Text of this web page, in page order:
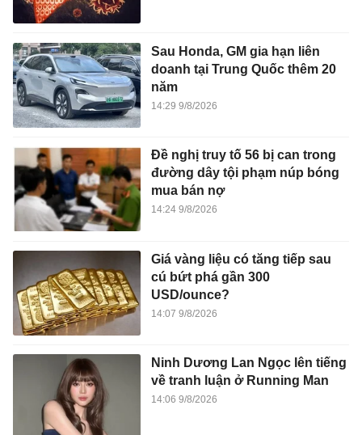
Sau Honda, GM gia hạn liên
doanh tại Trung Quốc thêm 20
năm
14:29 9/8/2026
Đề nghị truy tố 56 bị can trong
đường dây tội phạm núp bóng
mua bán nợ
14:24 9/8/2026
Giá vàng liệu có tăng tiếp sau
cú bứt phá gần 300
USD/ounce?
14:07 9/8/2026
Ninh Dương Lan Ngọc lên tiếng
về tranh luận ở Running Man
14:06 9/8/2026